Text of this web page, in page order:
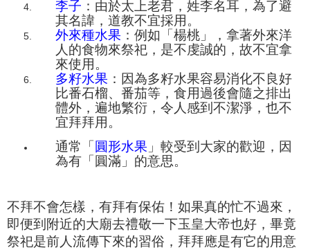
李子 ：由於太上老君，姓李名耳，為了避
其名諱 ， 道教不宜採用。
外來種水果 ：例如 「 楊桃 」，拿著外來洋
人的食物來祭祀，是不虔誠的， 故不宜拿
來使用。
多籽水果 ：因為多籽水果容易消化不良好
比番石榴、番茄等 ， 食用過後會隨之排出
體外，遍地繁衍，令人感到不潔淨，也不
宜拜拜用。
通常「 圓形水果 」 較受到大家的歡迎，因
為有「圓滿」的意思。
不拜不會怎樣，有拜有保佑！ 如果真的忙不過來，
即便到 附近的大廟去禮敬一下玉皇大帝也好， 畢竟
祭祀是前人流傳下來的習俗，拜拜應是有它的用意